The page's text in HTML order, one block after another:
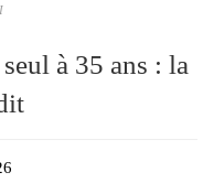
à 35 ans : la